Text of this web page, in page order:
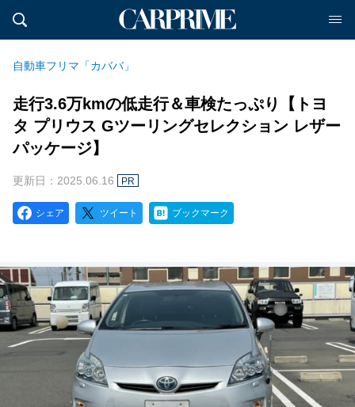
自動車フリマ「カババ」
走行3.6万kmの低走行＆車検たっぷり【トヨ
タ プリウス Gツーリングセレクション レザー
パッケージ】
更新日：2025.06.16 PR
シェア ツイート ブックマーク